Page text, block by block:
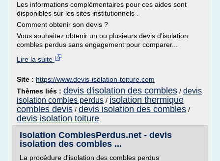
Les informations complémentaires pour ces aides sont
disponibles sur les sites institutionnels .
Comment obtenir son devis ?
Vous souhaitez obtenir un ou plusieurs devis d'isolation
combles perdus sans engagement pour comparer...
Lire la suite
Site : https://www.devis-isolation-toiture.com
Thèmes liés : devis d'isolation des combles / devis
isolation combles perdus / isolation thermique
combles devis / devis isolation des combles /
devis isolation toiture
Isolation ComblesPerdus.net - devis
isolation des combles ...
La procédure d'isolation des combles perdus